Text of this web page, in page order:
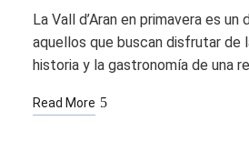
La Vall d’Aran en primavera es
aquellos que buscan disfrutar de
historia y la gastronomía de una
Read More